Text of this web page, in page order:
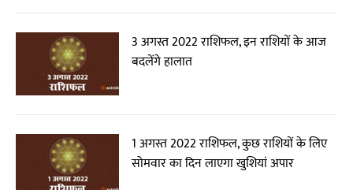
3 अगस्त 2022 राशिफल, इन राशियों के आज
बदलेंगे हालात
1 अगस्त 2022 राशिफल, कुछ राशियों के लिए
सोमवार का दिन लाएगा खुशियां अपार